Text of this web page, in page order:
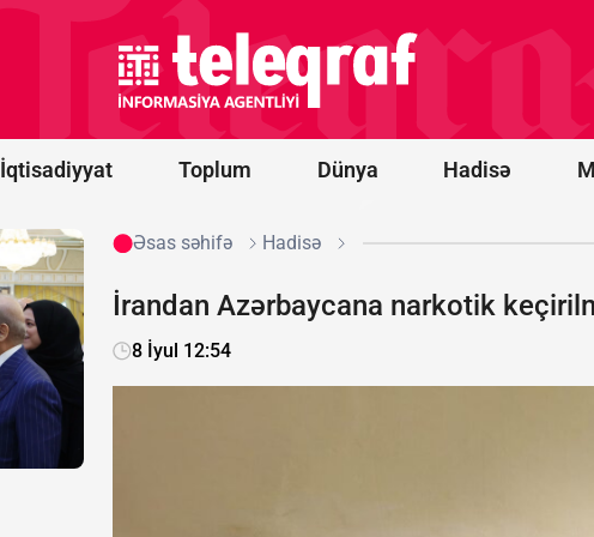
İqtisadiyyat Toplum Dünya Hadisə
hədə: Sizi
Türkiyə və
Pakistan
da xilas
edə
bilməyəcək
Əsas səhifə Hadisə
İrandan Azərbaycana narkotik
8 İyul 12:54